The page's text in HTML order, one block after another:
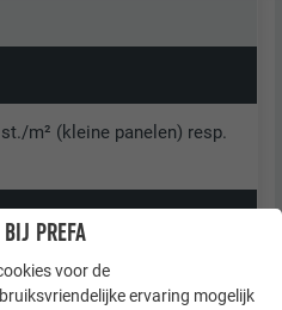
m² (kleine panelen) resp.
PREFA
voor de
ervaring mogelijk